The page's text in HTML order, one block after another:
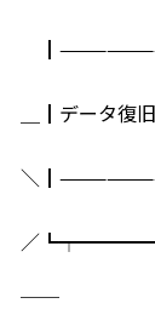
＿┃データ復旧
＼
／